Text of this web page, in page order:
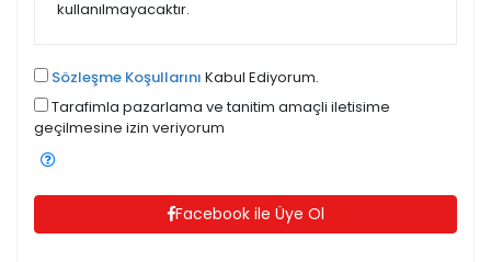
kullanılmayacaktır.
Sözleşme Koşullarını Kabul Ediyorum.
Tarafimla pazarlama ve tanitim amaçli iletisime
geçilmesine izin veriyorum
Facebook ile Üye Ol